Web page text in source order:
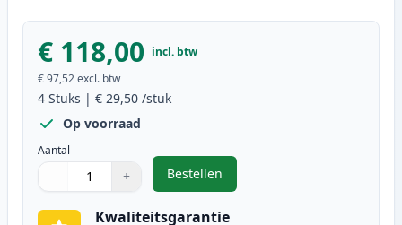
€ 118,00 incl. btw
€ 97,52excl. btw
4 Stuks | € 29,50 /stuk
Op voorraad
Aantal
Gebruik de knoppen om aan te passen
− +
1
Bestellen
,Brother TN241 & TN245 toner
Kwaliteitsgarantie